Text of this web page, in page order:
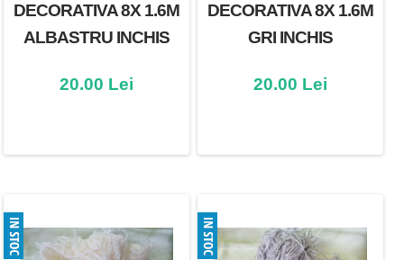
DECORATIVA 8X 1.6M
ALBASTRU INCHIS
20.00 Lei
DECORATIVA 8X 1.6M
GRI INCHIS
20.00 Lei